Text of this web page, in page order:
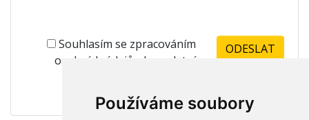
Používáme soubory
Souhlasím se zpracováním
osobních údajů - kompletní